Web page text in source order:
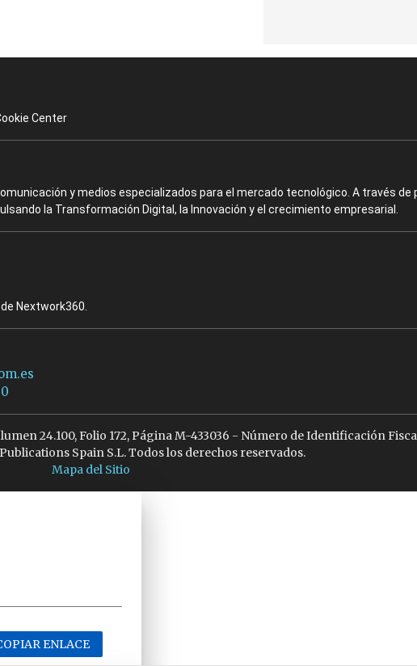
Center
y medios especializados para el mercado tecnológico. A través
la Transformación Digital, la Innovación y el crecimiento empresarial.
Nextwork360.
24.100, Folio 172, Página M-433036 - Número de Identificación
Spain S.L. Todos los derechos reservados.
Mapa del Sitio
ENLACE